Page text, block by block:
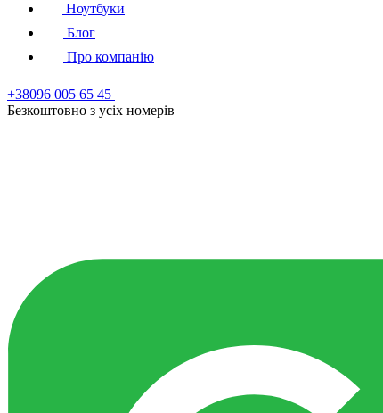
Ноутбуки
Блог
Про компанію
+38096 005 65 45
Безкоштовно з усiх номерiв